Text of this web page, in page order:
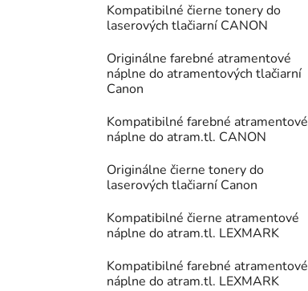
Kompatibilné čierne tonery do
laserových tlačiarní CANON
Originálne farebné atramentové
náplne do atramentových tlačiarní
Canon
Kompatibilné farebné atramentové
náplne do atram.tl. CANON
Originálne čierne tonery do
laserových tlačiarní Canon
Kompatibilné čierne atramentové
náplne do atram.tl. LEXMARK
Kompatibilné farebné atramentové
náplne do atram.tl. LEXMARK